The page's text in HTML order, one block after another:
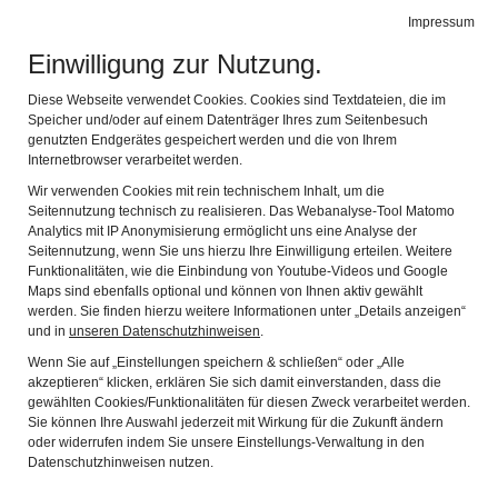
Impressum
Einwilligung zur Nutzung.
Diese Webseite verwendet Cookies. Cookies sind Textdateien, die im
Speicher und/oder auf einem Datenträger Ihres zum Seitenbesuch
genutzten Endgerätes gespeichert werden und die von Ihrem
Internetbrowser verarbeitet werden.
Wir verwenden Cookies mit rein technischem Inhalt, um die
Seitennutzung technisch zu realisieren. Das Webanalyse-Tool Matomo
Analytics mit IP Anonymisierung ermöglicht uns eine Analyse der
Seitennutzung, wenn Sie uns hierzu Ihre Einwilligung erteilen. Weitere
Funktionalitäten, wie die Einbindung von Youtube-Videos und Google
Maps sind ebenfalls optional und können von Ihnen aktiv gewählt
werden. Sie finden hierzu weitere Informationen unter „Details anzeigen“
und in unseren Datenschutzhinweisen.
Wenn Sie auf „Einstellungen speichern & schließen“ oder „Alle
akzeptieren“ klicken, erklären Sie sich damit einverstanden, dass die
gewählten Cookies/Funktionalitäten für diesen Zweck verarbeitet werden.
Sie können Ihre Auswahl jederzeit mit Wirkung für die Zukunft ändern
oder widerrufen indem Sie unsere Einstellungs-Verwaltung in den
Datenschutzhinweisen nutzen.
Zurück
! An den Sonntagen im
August bleibt der
Museumsshop geschlossen!
Tickets erhalten Sie im Vorfeld des Besuchs auch
imOnlineshop
Herzlich willkommen!